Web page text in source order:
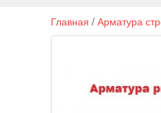
Главная / Арматура